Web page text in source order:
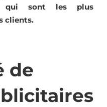
qui sont les plus
clients.
de